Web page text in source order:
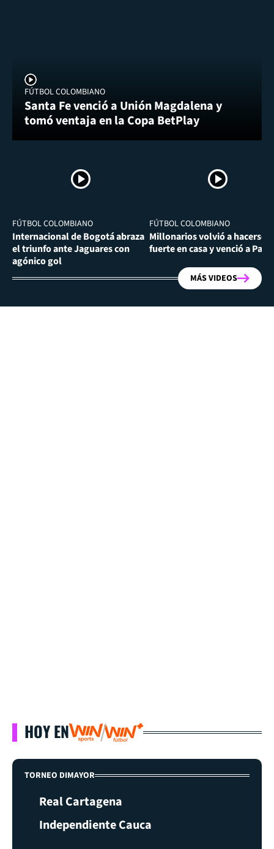
FÚTBOL COLOMBIANO
Santa Fe venció a Unión Magdalena y
tomó ventaja en la Copa BetPlay
FÚTBOL COLOMBIANO
Internacional de Bogotá abraza
el triunfo ante Jaguares con
agónico gol
FÚTBOL COLOMBIANO
Millonarios volvió a hacerse
fuerte en casa y venció a
MÁS VIDEOS
HOY EN
TORNEO DIMAYOR
Real Cartagena
Independiente Cauca